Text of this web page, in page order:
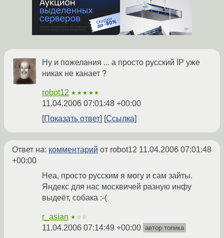
Ну и пожелания ... а просто русский IP уже
никак не канает ?
robot12 ★★★★★
11.04.2006 07:01:48 +00:00
Показать ответ
Ссылка
Ответ на: комментарий от robot12 11.04.2006 07:01:48
+00:00
Неа, просто русским я могу и сам зайты.
Яндекс для нас москвичей разную инфу
выдеёт, собака :-(
r_asian ★☆☆
11.04.2006 07:14:49 +00:00 автор топика